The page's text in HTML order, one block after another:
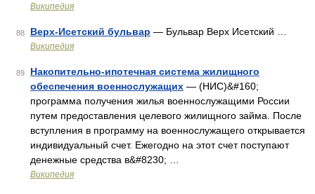
Википедия
88 Верх-Исетский бульвар — Бульвар Верх Исетский …
Википедия
89
Накопительно-ипотечная система жилищного
обеспечения военнослужащих — (НИС)&#160;
программа получения жилья военнослужащими России
путем предоставления целевого жилищного займа. После
вступления в программу на военнослужащего открывается
индивидуальный счет. Ежегодно на этот счет поступают
денежные средства в&#8230; …
Википедия